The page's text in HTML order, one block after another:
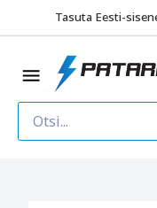
Tasuta Eesti-